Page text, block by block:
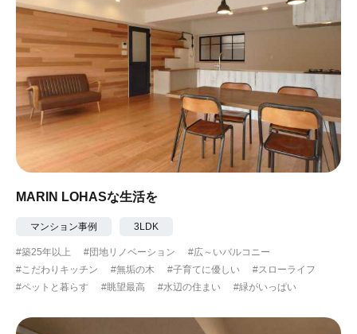
MARIN LOHASな生活を
マンション事例 3LDK
#築25年以上 #団地リノベーション
#広～いバルコニー
#こだわりキッチン
#無垢の木 #子育てに優しい
#スローライフ
#ペットと暮らす
#眺望最高 #水辺の住まい #緑がいっぱい